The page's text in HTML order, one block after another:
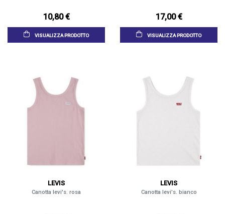
10,80 €
VISUALIZZA PRODOTTO
17,00 €
VISUALIZZA PRODOTTO
LEVIS
Canotta levi's. rosa
LEVIS
Canotta levi's. bianco